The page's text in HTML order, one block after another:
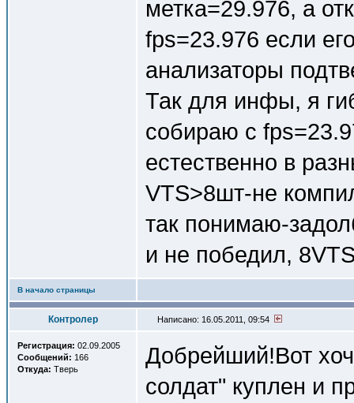
метка=29.976, а
fps=23.976 если
анализаторы
Так для инфы, я
собираю с
естественно в
VTS>8шт-не
так понимаю-
и не победил,
В начало страницы
Контролер Написано: 16.05.2011, 09:54
Регистрация: 02.09.2005
Сообщений: 166
Откуда: Тверь
Добрейший!Вот
солдат" куплен и